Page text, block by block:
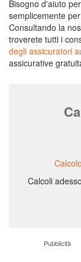
Bisogno d'aiuto
semplicemente
Consultando la
troverete tutti i
degli assicuratori
assicurative
Calcoli
Pubblicità